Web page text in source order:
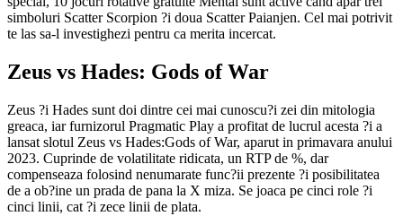
simboluri Scatter Scorpion ?i doua Scatter Paianjen. Cel mai potrivit
te las sa-l investighezi pentru ca merita incercat.
Zeus vs Hades: Gods of War
Zeus ?i Hades sunt doi dintre cei mai cunoscu?i zei din mitologia
greaca, iar furnizorul Pragmatic Play a profitat de lucrul acesta ?i a
lansat slotul Zeus vs Hades:Gods of War, aparut in primavara anului
2023. Cuprinde de volatilitate ridicata, un RTP de %, dar
compenseaza folosind nenumarate func?ii prezente ?i posibilitatea
de a ob?ine un prada de pana la X miza. Se joaca pe cinci role ?i
cinci linii, cat ?i zece linii de plata.